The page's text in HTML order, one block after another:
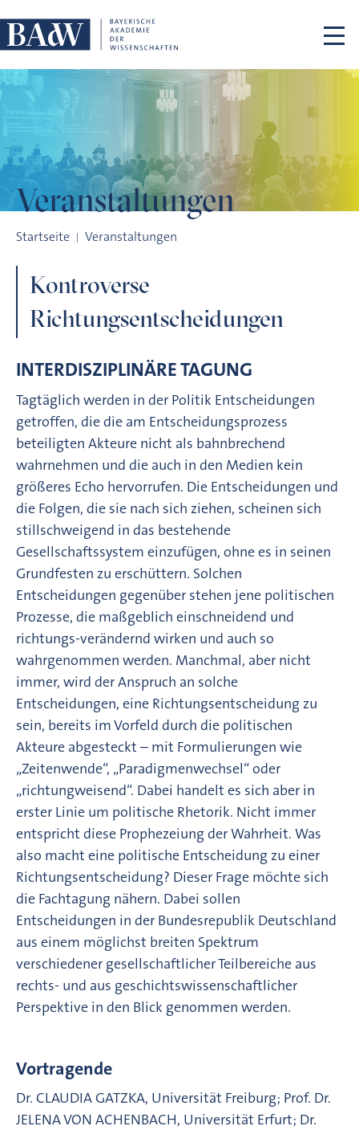
Veranstaltungen
Startseite Veranstaltungen
Kontroverse
Richtungsentscheidungen
INTERDISZIPLINÄRE TAGUNG
Tagtäglich werden in der Politik Entscheidungen
getroffen, die die am Entscheidungsprozess
beteiligten Akteure nicht als bahnbrechend
wahrnehmen und die auch in den Medien kein
größeres Echo hervorrufen. Die Entscheidungen und
die Folgen, die sie nach sich ziehen, scheinen sich
stillschweigend in das bestehende
Gesellschaftssystem einzufügen, ohne es in seinen
Grundfesten zu erschüttern. Solchen
Entscheidungen gegenüber stehen jene politischen
Prozesse, die maßgeblich einschneidend und
richtungs-verändernd wirken und auch so
wahrgenommen werden. Manchmal, aber nicht
immer, wird der Anspruch an solche
Entscheidungen, eine Richtungsentscheidung zu
sein, bereits im Vorfeld durch die politischen
Akteure abgesteckt – mit Formulierungen wie
„Zeitenwende“, „Paradigmenwechsel“ oder
„richtungweisend“. Dabei handelt es sich aber in
erster Linie um politische Rhetorik. Nicht immer
entspricht diese Prophezeiung der Wahrheit. Was
also macht eine politische Entscheidung zu einer
Richtungsentscheidung? Dieser Frage möchte sich
die Fachtagung nähern. Dabei sollen
Entscheidungen in der Bundesrepublik Deutschland
aus einem möglichst breiten Spektrum
verschiedener gesellschaftlicher Teilbereiche aus
rechts- und aus geschichtswissenschaftlicher
Perspektive in den Blick genommen werden.
Vortragende
Dr. CLAUDIA GATZKA, Universität Freiburg; Prof. Dr.
JELENA VON ACHENBACH, Universität Erfurt; Dr.